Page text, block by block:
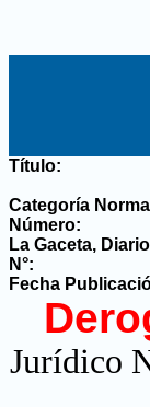
Título:
Categoría
Número:
La Gaceta,
N°:
Fecha
Jurídico